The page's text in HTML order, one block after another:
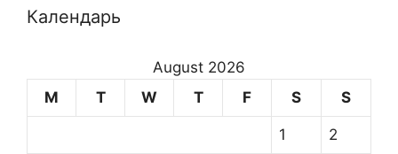
Календарь
August 2026
M
T W T F S S
1 2